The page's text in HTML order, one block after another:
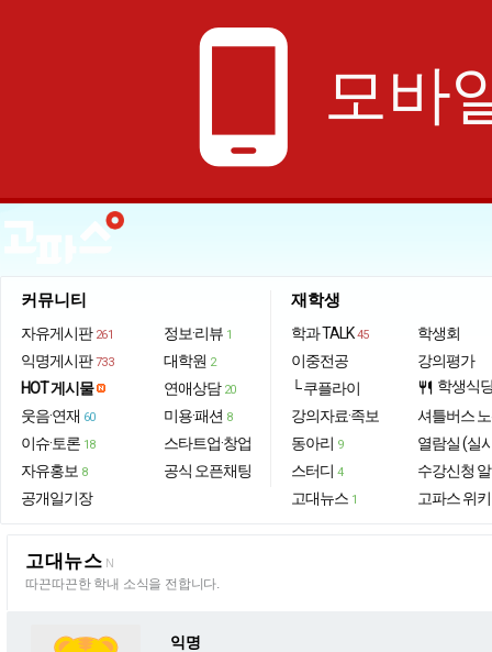
phone_android 모바
커뮤니티
자유게시판 261
익명게시판 733
HOT 게시물
웃음·연재 60
이슈·토론 18
자유홍보 8
공개일기장
정보·리뷰 1
대학원 2
연애상담 20
미용·패션 8
스타트업·창업
공식 오픈채팅
재학생
학과 TALK 45
이중전공
└ 쿠플라이
강의자료·족보
동아리 9
스터디 4
고대뉴스 1
학생회
강의평가
restaurant 학생식
셔틀버스
열람실 (실
수강신청
고파스 위키
고대뉴스 N
따끈따끈한 학내 소식을 전합니다.
익명